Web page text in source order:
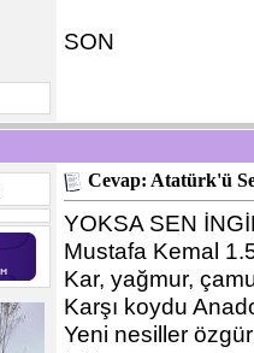
SON
Cevap: Atatürk'ü
YOKSA SEN
Mustafa Kemal
Kar, yağmur,
Karşı koydu
Yeni nesiller özgür